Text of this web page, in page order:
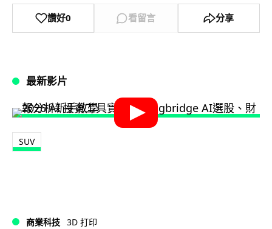
讚好0 看留言 分享
最新影片
SUV
商業科技 3D 打印